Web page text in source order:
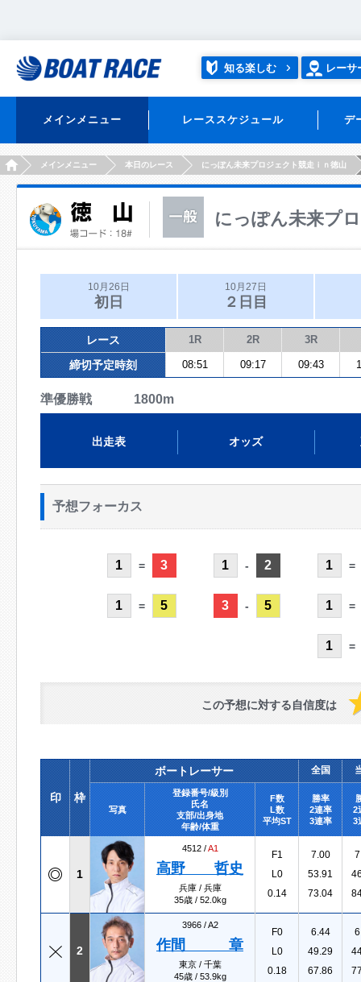
知る楽しむ レーサ
メインメニュー レーススケジュール デ
HOMEメインメニュー 本日のレース にっぽん未来プロジェクト競走ｉｎ徳山
にっぽん未来プ
10月26日
初日
10月27日
２日目
レース 1R 2R 3R
締切予定時刻 08:51 09:17 09:43
準優勝戦 1800m
出走表 オッズ
予想フォーカス
1 = 3
1 = 5
1 - 2
3 - 5
1 =
1 =
1 =
この予想に対する自信度は
印 枠
ボートレーサー 全国
写真
登録番号/級別
氏名
支部/出身地
年齢/体重
F数
L数
平均ST
勝率
2連率
3連率
2
3
1
4512 /A1
高野 哲史
兵庫 / 兵庫
35歳 / 52.0kg
F1
L0
0.14
7.00
53.91
73.04
2
3966 /A2
作間 章
東京 / 千葉
45歳 / 53.9kg
F0
L0
0.18
6.44
49.29
67.86